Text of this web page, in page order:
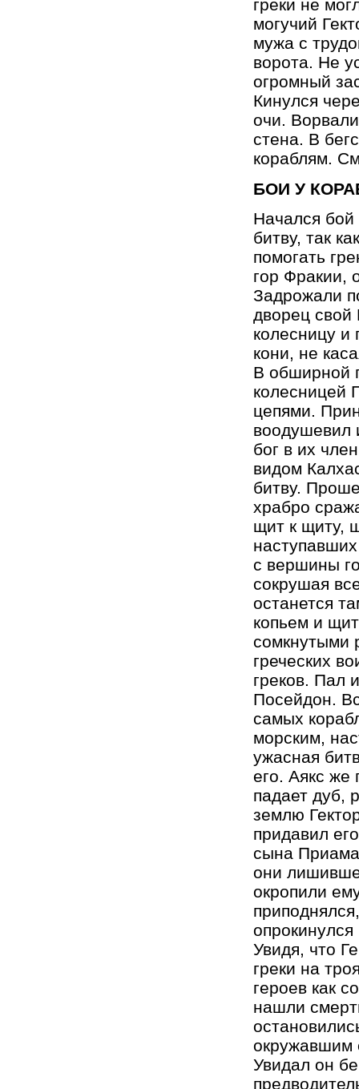
греки не
могучий
мужа с
ворота. Не
огромный
Кинулся
очи.
стена. В
кораблям.
БОИ У
Начался
битву, так
помогать
гор Фракии,
Задрожали
дворец свой
колесницу и
кони, не
В обширной
колесницей
цепями.
воодушевил
бог в их
видом
битву.
храбро
щит к щиту,
с вершины
сокрушая
останется
копьем и
сомкнутыми
греческих
греков. Пал
Посейдон.
самых
морским,
ужасная
его. Аякс же
падает дуб,
землю
придавил
сына
они
окропили
Увидя, что
греки на
героев как
нашли
окружавшим
Увидал он